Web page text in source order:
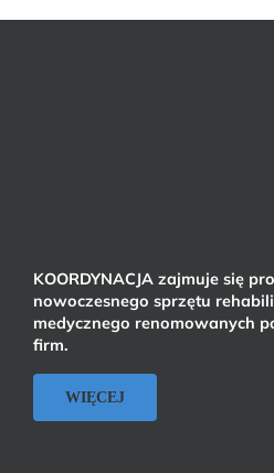
KOORDYNACJA zajmuje się
nowoczesnego sprzętu
medycznego renomowanych
firm.
WIĘCEJ